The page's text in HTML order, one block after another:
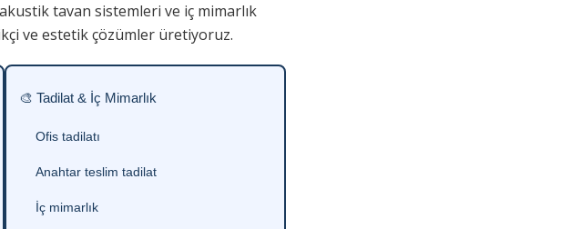
tavan sistemleri ve iç mimarlık
ve estetik çözümler üretiyoruz.
🎨 Tadilat & İç Mimarlık
Ofis tadilatı
Anahtar teslim tadilat
İç mimarlık